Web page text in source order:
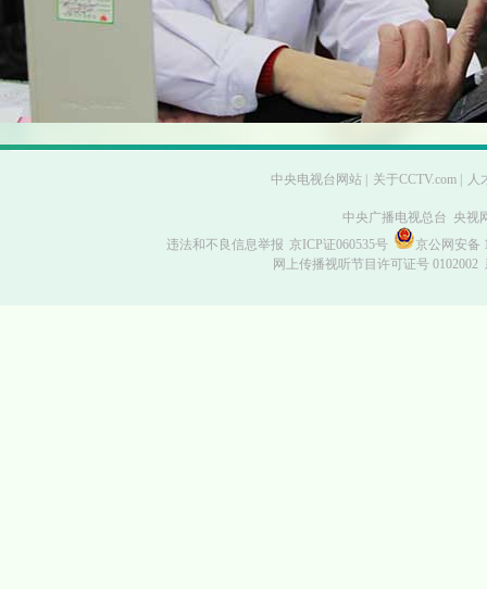
中央电视台网站 关于CCTV.com 人
中央广播电视总台 央视
违法和不良信息举报 京ICP证060535号
京公网安备
网上传播视听节目许可证号 0102002